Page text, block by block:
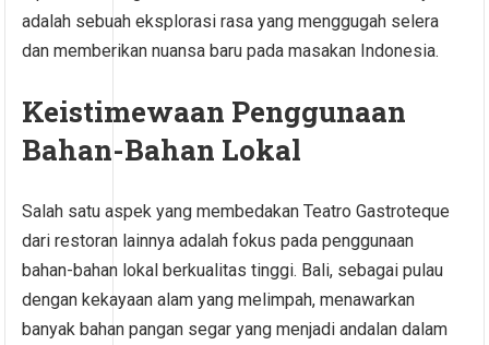
adalah sebuah eksplorasi rasa yang menggugah selera
dan memberikan nuansa baru pada masakan Indonesia.
Keistimewaan Penggunaan
Bahan-Bahan Lokal
Salah satu aspek yang membedakan Teatro Gastroteque
dari restoran lainnya adalah fokus pada penggunaan
bahan-bahan lokal berkualitas tinggi. Bali, sebagai pulau
dengan kekayaan alam yang melimpah, menawarkan
banyak bahan pangan segar yang menjadi andalan dalam